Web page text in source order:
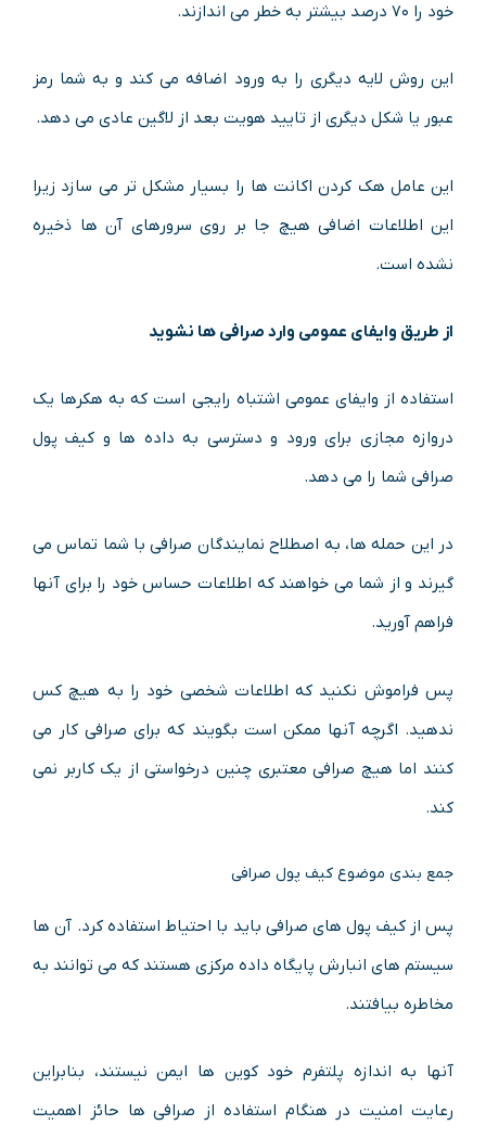
خود را ۷۰ درصد بیشتر به خطر می اندازند.
این روش لایه دیگری را به ورود اضافه می کند و به شما رمز
عبور یا شکل دیگری از تایید هویت بعد از لاگین عادی می دهد.
این عامل هک کردن اکانت ها را بسیار مشکل تر می سازد زیرا
این اطلاعات اضافی هیچ جا بر روی سرورهای آن ها ذخیره
نشده است.
از طریق وایفای عمومی وارد صرافی ها نشوید
استفاده از وایفای عمومی اشتباه رایجی است که به هکرها یک
دروازه مجازی برای ورود و دسترسی به داده ها و کیف پول
صرافی شما را می دهد.
در این حمله ها، به اصطلاح نمایندگان صرافی با شما تماس می
گیرند و از شما می خواهند که اطلاعات حساس خود را برای آنها
فراهم آورید.
پس فراموش نکنید که اطلاعات شخصی خود را به هیچ کس
ندهید. اگرچه آنها ممکن است بگویند که برای صرافی کار می
کنند اما هیچ صرافی معتبری چنین درخواستی از یک کاربر نمی
کند.
جمع بندی موضوع کیف پول صرافی
پس از کیف پول های صرافی باید با احتیاط استفاده کرد. آن ها
سیستم های انبارش پایگاه داده مرکزی هستند که می توانند به
مخاطره بیافتند.
آنها به اندازه پلتفرم خود کوین ها ایمن نیستند، بنابراین
رعایت امنیت در هنگام استفاده از صرافی ها حائز اهمیت